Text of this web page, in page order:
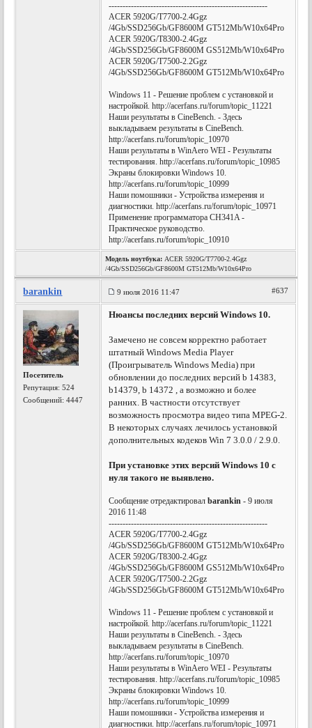
---------------------------------------------------------
ACER 5920G/T7700-2.4Ggz
/4Gb/SSD256Gb/GF8600M GT512Mb/W10x64Pro
ACER 5920G/T8300-2.4Ggz
/4Gb/SSD256Gb/GF8600M GS512Mb/W10x64Pro
ACER 5920G/T7500-2.2Ggz
/4Gb/SSD256Gb/GF8600M GT512Mb/W10x64Pro
Windows 11 - Решение проблем с установкой и
настройкой. http://acerfans.ru/forum/topic_11221
Наши результаты в CineBench. - Здесь
выкладываем результаты в CineBench.
http://acerfans.ru/forum/topic_10970
Наши результаты в WinAero WEI - Результаты
тестирования. http://acerfans.ru/forum/topic_10985
Экраны блокировки Windows 10.
http://acerfans.ru/forum/topic_10999
Наши помошники - Устройства измерения и
диагностики. http://acerfans.ru/forum/topic_10971
Применение программатора CH341A -
Практическое руководство.
http://acerfans.ru/forum/topic_10910
Модель ноутбука: ACER 5920G/T7700-2.4Ggz
/4Gb/SSD256Gb/GF8600M GT512Mb/W10x64Pro
barankin 9 июля 2016 11:47 #637
Посетитель
Репутация:524
Сообщений: 4447
Нюансы последних версий Windows 10.
Замечено не совсем корректно работает
штатный Windows Media Player
(Проигрыватель Windows Media) при
обновлении до последних версий b 14383,
b14379, b 14372 , а возможно и более
ранних. В частности отсутствует
возможность просмотра видео типа MPEG-2.
В некоторых случаях лечилось установкой
дополнительных кодеков Win 7 3.0.0 / 2.9.0.
При установке этих версий Windows 10 с
нуля такого не выявлено.
Сообщение отредактировалbarankin - 9 июля
2016 11:48
---------------------------------------------------------
ACER 5920G/T7700-2.4Ggz
/4Gb/SSD256Gb/GF8600M GT512Mb/W10x64Pro
ACER 5920G/T8300-2.4Ggz
/4Gb/SSD256Gb/GF8600M GS512Mb/W10x64Pro
ACER 5920G/T7500-2.2Ggz
/4Gb/SSD256Gb/GF8600M GT512Mb/W10x64Pro
Windows 11 - Решение проблем с установкой и
настройкой. http://acerfans.ru/forum/topic_11221
Наши результаты в CineBench. - Здесь
выкладываем результаты в CineBench.
http://acerfans.ru/forum/topic_10970
Наши результаты в WinAero WEI - Результаты
тестирования. http://acerfans.ru/forum/topic_10985
Экраны блокировки Windows 10.
http://acerfans.ru/forum/topic_10999
Наши помошники - Устройства измерения и
диагностики. http://acerfans.ru/forum/topic_10971